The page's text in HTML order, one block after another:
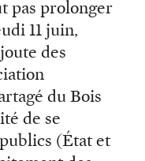
pas prolonger
11 juin,
des
du Bois
de se
(État et